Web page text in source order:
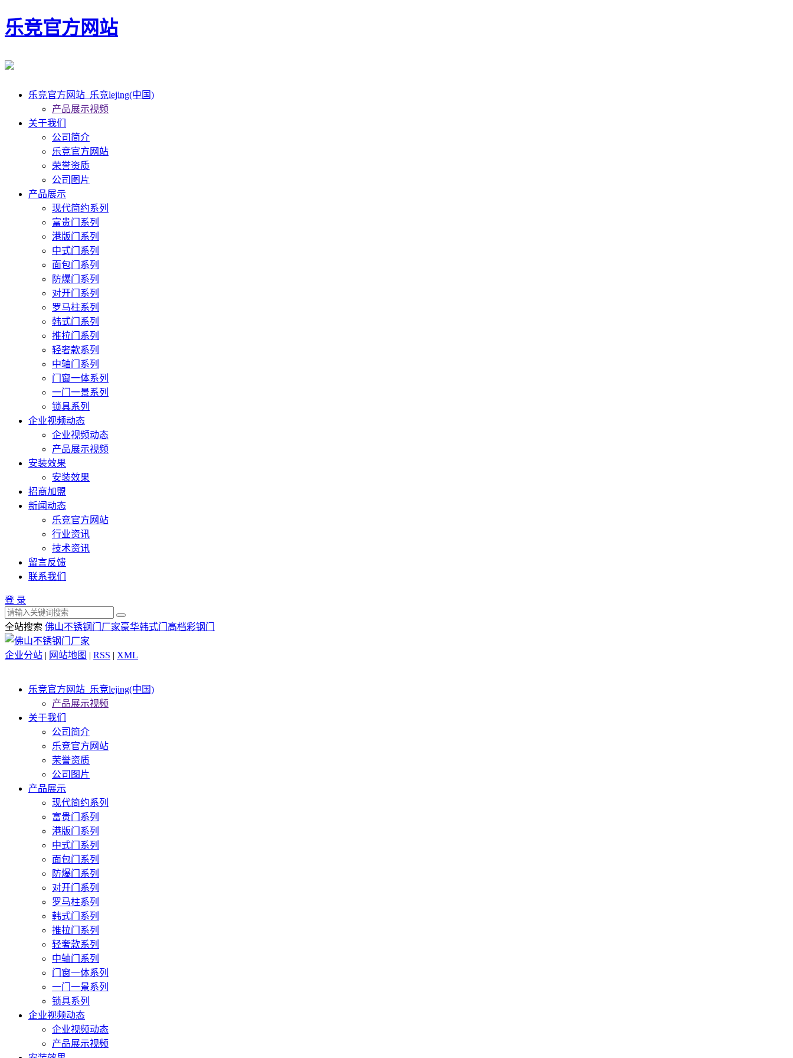
乐竞官方网站
乐竞官方网站_乐竞lejing(中国)
产品展示视频
关于我们
公司简介
乐竞官方网站
荣誉资质
公司图片
产品展示
现代简约系列
富贵门系列
港版门系列
中式门系列
面包门系列
防爆门系列
对开门系列
罗马柱系列
韩式门系列
推拉门系列
轻奢款系列
中轴门系列
门窗一体系列
一门一景系列
锁具系列
企业视频动态
企业视频动态
产品展示视频
安装效果
安装效果
招商加盟
新闻动态
乐竞官方网站
行业资讯
技术资讯
留言反馈
联系我们
登 录
全站搜索 佛山不锈钢门厂家豪华韩式门 高档彩钢门
企业分站 | 网站地图 | RSS | XML
乐竞官方网站_乐竞lejing(中国)
产品展示视频
关于我们
公司简介
乐竞官方网站
荣誉资质
公司图片
产品展示
现代简约系列
富贵门系列
港版门系列
中式门系列
面包门系列
防爆门系列
对开门系列
罗马柱系列
韩式门系列
推拉门系列
轻奢款系列
中轴门系列
门窗一体系列
一门一景系列
锁具系列
企业视频动态
企业视频动态
产品展示视频